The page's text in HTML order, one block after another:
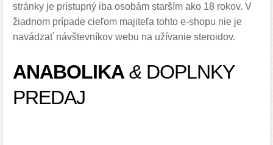
stránky je prístupný iba osobám starším ako 18 rokov. V
žiadnom prípade cieľom majiteľa tohto e-shopu nie je
navádzať návštevníkov webu na užívanie steroidov.
ANABOLIKA & DOPLNKY
PREDAJ